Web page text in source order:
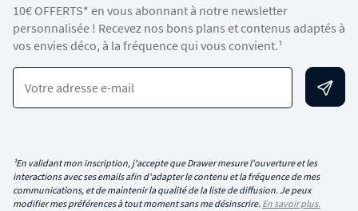
10€ OFFERTS* en vous abonnant à notre newsletter
personnalisée ! Recevez nos bons plans et contenus adaptés à
vos envies déco, à la fréquence qui vous convient.¹
Votre adresse e-mail
¹En validant mon inscription, j'accepte que Drawer mesure l'ouverture et les
interactions avec ses emails afin d'adapter le contenu et la fréquence de mes
communications, et de maintenir la qualité de la liste de diffusion. Je peux
modifier mes préférences à tout moment sans me désinscrire. En savoir plus.